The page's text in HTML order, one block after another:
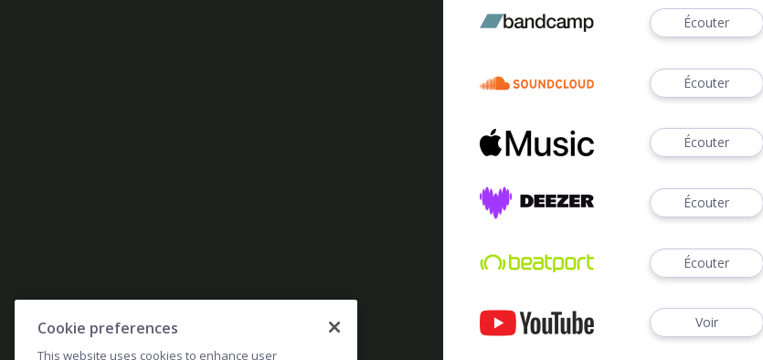
Écouter
Écouter
Écouter
Écouter
Écouter
Voir
Cookie preferences
This website uses cookies to enhance user